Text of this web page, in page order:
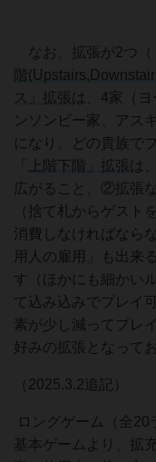
なお、拡張が2つ（
階
ス」拡張は、4家（
ンソンビー家、アス
になり、どの貴族で
上階下階」拡張は
広がること、②拡張
（捨て札からゲスト
消費しなければなら
用人の雇用」も出来
す（ほかにも細かい
て込み込みでプレイ
素が少し減ってプレ
好みの拡張となって
（2025.3.2追記）
ロングゲーム（全20
基本ゲームより、拡